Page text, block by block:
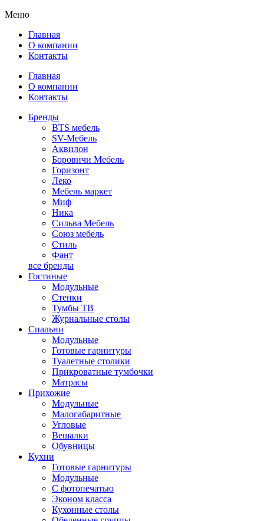
Меню
Главная
О компании
Контакты
Главная
О компании
Контакты
Бренды
BTS мебель
SV-Мебель
Аквилон
Боровичи Мебель
Горизонт
Леко
Мебель маркет
Миф
Ника
Сильва Мебель
Союз мебель
Стиль
Фант
все бренды
Гостиные
Модульные
Стенки
Тумбы ТВ
Журнальные столы
Спальни
Модульные
Готовые гарнитуры
Туалетные столики
Прикроватные тумбочки
Матрасы
Прихожие
Модульные
Малогабаритные
Угловые
Вешалки
Обувницы
Кухни
Готовые гарнитуры
Модульные
С фотопечатью
Эконом класса
Кухонные столы